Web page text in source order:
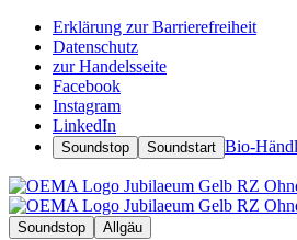
Erklärung zur Barrierefreiheit
Datenschutz
zur Handelsseite
Facebook
Instagram
LinkedIn
Soundstop Soundstart Bio-
Soundstop Allgäu